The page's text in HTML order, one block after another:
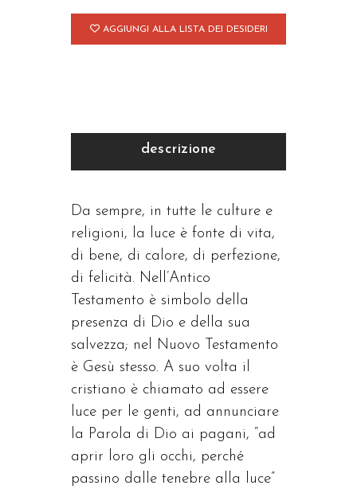
quantità
AGGIUNGI ALLA LISTA DEI DESIDERI
descrizione
Da sempre, in tutte le culture e
religioni, la luce è fonte di vita,
di bene, di calore, di perfezione,
di felicità. Nell’Antico
Testamento è simbolo della
presenza di Dio e della sua
salvezza; nel Nuovo Testamento
è Gesù stesso. A suo volta il
cristiano è chiamato ad essere
luce per le genti, ad annunciare
la Parola di Dio ai pagani, “ad
aprir loro gli occhi, perché
passino dalle tenebre alla luce”